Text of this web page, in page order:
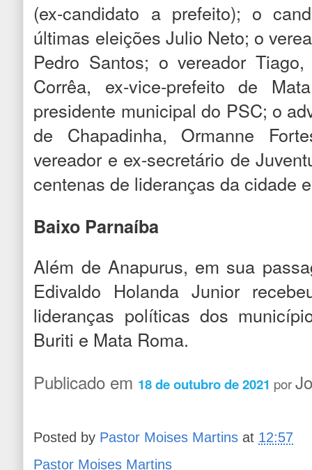
(ex-candidato a prefeito); o
últimas eleições Julio Neto; o
Pedro Santos; o vereador
Corrêa, ex-vice-prefeito de
presidente municipal do PSC; o
de Chapadinha, Ormanne
vereador e ex-secretário de
centenas de lideranças da cidade
Baixo Parnaíba
Além de Anapurus, em sua
Edivaldo Holanda Junior
lideranças políticas dos
Buriti e Mata Roma.
Publicado em 18 de outubro de 2021 por
Posted by Pastor Moises Martins at 12:57
Pastor Moises Martins